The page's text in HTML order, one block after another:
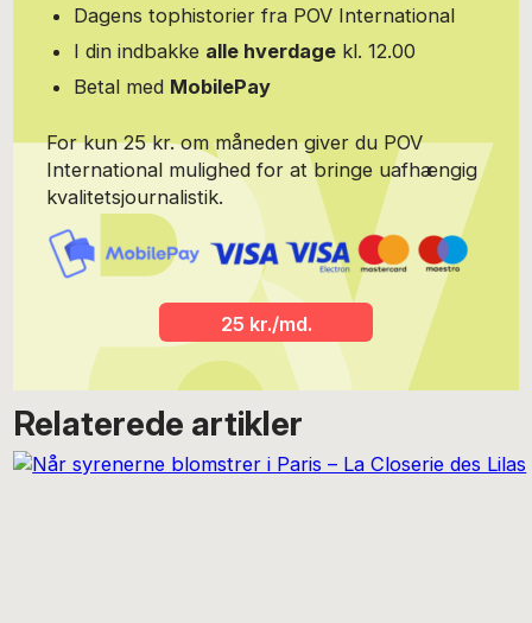
Dagens tophistorier fra POV International
I din indbakke alle hverdage kl. 12.00
Betal med MobilePay
For kun 25 kr. om måneden giver du POV
International mulighed for at bringe uafhængig
kvalitetsjournalistik.
25 kr./md.
Relaterede artikler